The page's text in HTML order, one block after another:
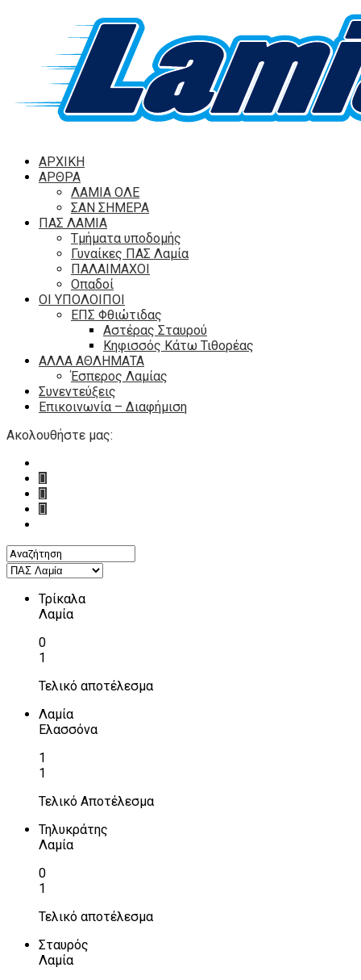
ΑΡΧΙΚΗ
ΑΡΘΡΑ
ΛΑΜΙΑ ΟΛΕ
ΣΑΝ ΣΗΜΕΡΑ
ΠΑΣ ΛΑΜΙΑ
Τμήματα υποδομής
Γυναίκες ΠΑΣ Λαμία
ΠΑΛΑΙΜΑΧΟΙ
Οπαδοί
ΟΙ ΥΠΟΛΟΙΠΟΙ
ΕΠΣ Φθιώτιδας
Αστέρας Σταυρού
Κηφισσός Κάτω Τιθορέας
ΑΛΛΑ ΑΘΛΗΜΑΤΑ
Έσπερος Λαμίας
Συνεντεύξεις
Επικοινωνία – Διαφήμιση
Ακολουθήστε μας:
Τρίκαλα
Λαμία
0
1
Τελικό αποτέλεσμα
Λαμία
Ελασσόνα
1
1
Τελικό Αποτέλεσμα
Τηλυκράτης
Λαμία
0
1
Τελικό αποτέλεσμα
Σταυρός
Λαμία